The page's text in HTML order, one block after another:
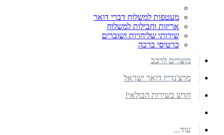
מעטפות למשלוח דברי דואר
אריזות וחבילות למשלוח
שירותי שליחויות ושוברים
כרטיסי ברכה
מוצרים לרכב
מרצ'נדייז דואר ישראל
חדש בשירות הבולאי!
עוד...